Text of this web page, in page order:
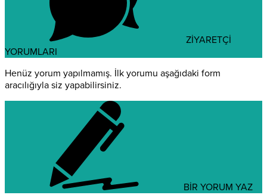
ZİYARETÇİ
YORUMLARI
Henüz yorum yapılmamış. İlk yorumu aşağıdaki form
aracılığıyla siz yapabilirsiniz.
BİR YORUM YAZ